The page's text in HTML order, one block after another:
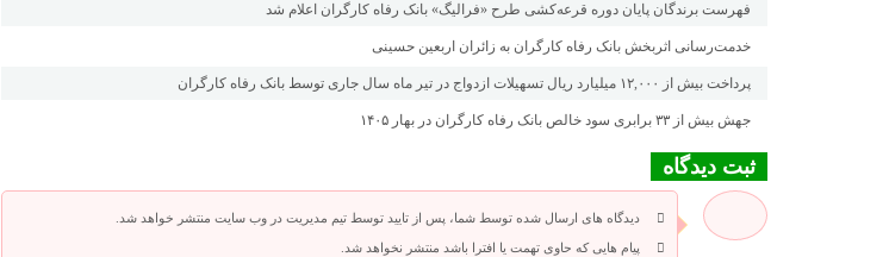
فهرست برندگان پایان دوره قرعه‌کشی طرح «فرالیگ» بانک رفاه کارگران اعلام شد
خدمت‌رسانی اثربخش بانک رفاه کارگران به زائران اربعین حسینی
پرداخت بیش از ۱۲,۰۰۰ میلیارد ریال تسهیلات ازدواج در تیر ماه سال جاری توسط بانک رفاه کارگران
جهش بیش از ۳۳ برابری سود خالص بانک رفاه کارگران در بهار ۱۴۰۵
ثبت دیدگاه
دیدگاه های ارسال شده توسط شما، پس از تایید توسط تیم مدیریت در وب سایت منتشر خواهد شد.
پیام هایی که حاوی تهمت یا افترا باشد منتشر نخواهد شد.